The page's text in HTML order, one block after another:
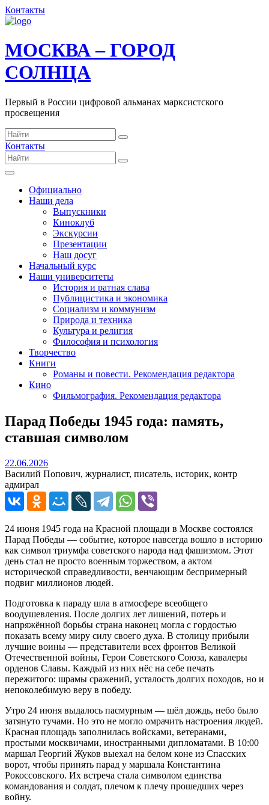
Контакты
МОСКВА – ГОРОД
СОЛНЦА
Первый в России цифровой альманах марксистского
просвещения
Контакты
Официально
Наши дела
Выпускники
Киноклуб
Экскурсии
Презентации
Наш досуг
Начальный курс
Наши университеты
История и ратная слава
Публицистика и экономика
Социализм и коммунизм
Природа и техника
Культура и религия
Философия и психология
Творчество
Книги
Романы и повести. Рекомендация редактора
Кино
Фильмография. Рекомендация редактора
Парад Победы 1945 года: память,
ставшая символом
22.06.202622.06.2026
Василий Попович, журналист, писатель, историк, контр
адмирал
24 июня 1945 года на Красной площади в Москве состоялся
Парад Победы — событие, которое навсегда вошло в историю
как символ триумфа советского народа над фашизмом. Этот
день стал не просто военным торжеством, а актом
исторической справедливости, венчающим беспримерный
подвиг миллионов людей.
Подготовка к параду шла в атмосфере всеобщего
воодушевления. После долгих лет лишений, потерь и
напряжённой борьбы страна наконец могла с гордостью
показать всему миру силу своего духа. В столицу прибыли
лучшие воины — представители всех фронтов Великой
Отечественной войны, Герои Советского Союза, кавалеры
орденов Славы. Каждый из них нёс на себе печать
пережитого: шрамы сражений, усталость долгих походов, но и
непоколебимую веру в победу.
Утро 24 июня выдалось пасмурным — шёл дождь, небо было
затянуто тучами. Но это не могло омрачить настроения людей.
Красная площадь заполнилась войсками, ветеранами,
простыми москвичами, иностранными дипломатами. В 10:00
маршал Георгий Жуков выехал на белом коне из Спасских
ворот, чтобы принять парад у маршала Константина
Рокоссовского. Их встреча стала символом единства
командования и солдат, плечом к плечу прошедших через
войну.